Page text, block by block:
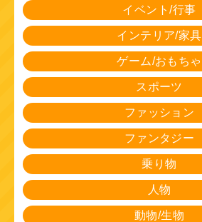
イベント/行事
インテリア/家具
ゲーム/おもちゃ
スポーツ
ファッション
ファンタジー
乗り物
人物
動物/生物